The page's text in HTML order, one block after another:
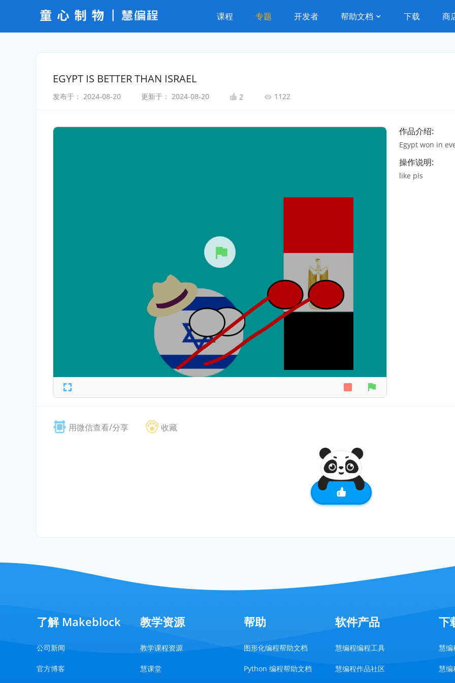
课程 专题 开发者 帮助文档 下载 商
EGYPT IS BETTER THAN ISRAEL
发布于： 2024-08-20 更新于： 2024-08-20 2 1122
作品介绍:
Egypt won in
操作说明:
like pls
用微信查看/分享 收藏
了解 Makeblock
公司新闻
官方博客
教学资源
教学课程资源
慧课堂
帮助
图形化编程帮助文档
Python 编程帮助文档
软件产品
慧编程编程工具
慧编程作品社区
下
慧
慧